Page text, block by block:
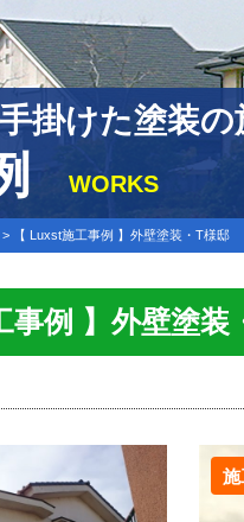
掛けた塗装
WORKS
> 【 Luxst施工事例 】外壁塗装・T様邸
事例 】外壁塗装
施